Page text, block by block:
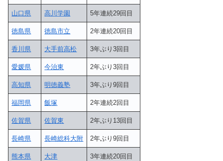
山口県 高川学園 5年連続29回目
徳島県 徳島市立 2年連続20回目
香川県 大手前高松 3年ぶり3回目
愛媛県 今治東 2年ぶり3回目
高知県 明徳義塾 3年ぶり9回目
福岡県 飯塚 2年連続2回目
佐賀県 佐賀東 2年ぶり13回目
長崎県 長崎総科大附 2年ぶり9回目
熊本県 大津 3年連続20回目